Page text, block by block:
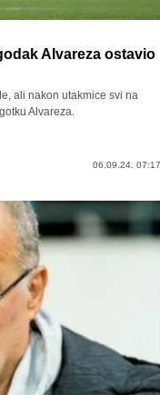
Alvareza ostavio
ali nakon utakmice svi na
Alvareza.
06.09.24. 07:17